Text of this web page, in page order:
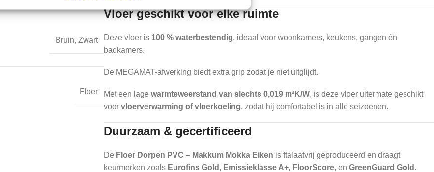
Bruin, Zwart
Floer
Vloer geschikt voor elke ruimte
Deze vloer is 100 % waterbestendig, ideaal voor woonkamers, keukens, gangen én
badkamers.
De MEGAMAT-afwerking biedt extra grip zodat je niet uitglijdt.
Met een lage warmteweerstand van slechts 0,019 m²K/W, is deze vloer uitermate geschikt
voor vloerverwarming of vloerkoeling, zodat hij comfortabel is in alle seizoenen.
Duurzaam & gecertificeerd
De Floer Dorpen PVC – Makkum Mokka Eiken is ftalaatvrij geproduceerd en draagt
keurmerken zoals Eurofins Gold , Emissieklasse A+, FloorScore, en GreenGuard Gold .